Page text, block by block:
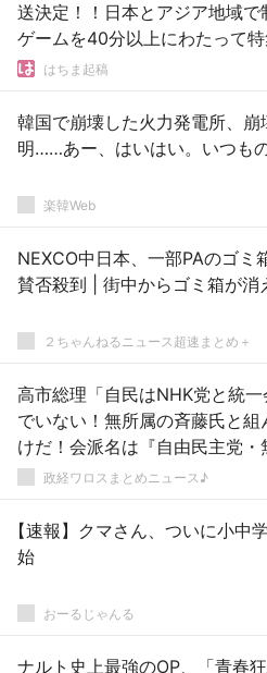
送決定！！日本とアジア地域で
ゲームを40分以上にわたって特
作の新情報」もある模様
はちま起稿
韓国で崩壊した火力発電所、崩
明……あー、はいはい。いつも
楽韓Web
NEXCO中日本、一部PAのゴミ
賛否殺到 | 街中からゴミ箱
２ちゃんねるニュース超速まとめ＋
高市総理「自民はNHK党と統
でいない！無所属の斉藤氏と組
けだ！会派名は『自由民主党・
会』だ！」立花孝志党首の逮捕
政経ワロスまとめニュース♪
【速報】クマさん、ついに小中
始
おーるじゃんる
ナルト史上最強のOP、「青春